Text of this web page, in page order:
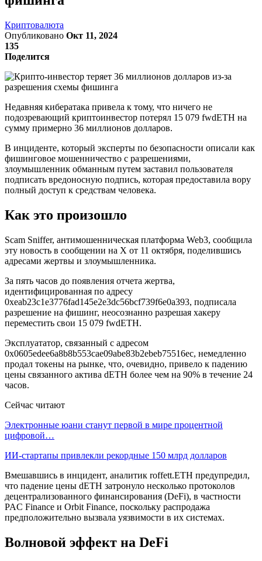
Криптовалюта
Опубликовано Окт 11, 2024
135
Поделится
Недавняя кибератака привела к тому, что ничего не
подозревающий криптоинвестор потерял 15 079 fwdETH на
сумму примерно 36 миллионов долларов.
В инциденте, который эксперты по безопасности описали как
фишинговое мошенничество с разрешениями,
злоумышленник обманным путем заставил пользователя
подписать вредоносную подпись, которая предоставила вору
полный доступ к средствам человека.
Как это произошло
Scam Sniffer, антимошенническая платформа Web3, сообщила
эту новость в сообщении на X от 11 октября, поделившись
адресами жертвы и злоумышленника.
За пять часов до появления отчета жертва,
идентифицированная по адресу
0xeab23c1e3776fad145e2e3dc56bcf739f6e0a393, подписала
разрешение на фишинг, неосознанно разрешая хакеру
переместить свои 15 079 fwdETH.
Эксплуататор, связанный с адресом
0x0605edee6a8b8b553cae09abe83b2ebeb75516ec, немедленно
продал токены на рынке, что, очевидно, привело к падению
цены связанного актива dETH более чем на 90% в течение 24
часов.
Сейчас читают
Электронные юани станут первой в мире процентной
цифровой…
ИИ-стартапы привлекли рекордные 150 млрд долларов
Вмешавшись в инцидент, аналитик roffett.ETH предупредил,
что падение цены dETH затронуло несколько протоколов
децентрализованного финансирования (DeFi), в частности
PAC Finance и Orbit Finance, поскольку распродажа
предположительно вызвала уязвимости в их системах.
Волновой эффект на DeFi